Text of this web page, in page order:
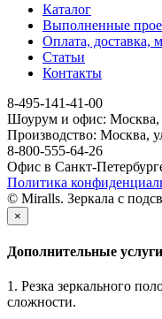
Каталог
Выполненные
Оплата, доставка,
Статьи
Контакты
8-495-141-41-00
Шоурум и офис: Москва,
Производство: Москва,
8-800-555-64-26
Офис в Санкт-
Политика
© Miralls. Зеркала с
×
Дополнительные услуги
1. Резка зеркального
сложности.